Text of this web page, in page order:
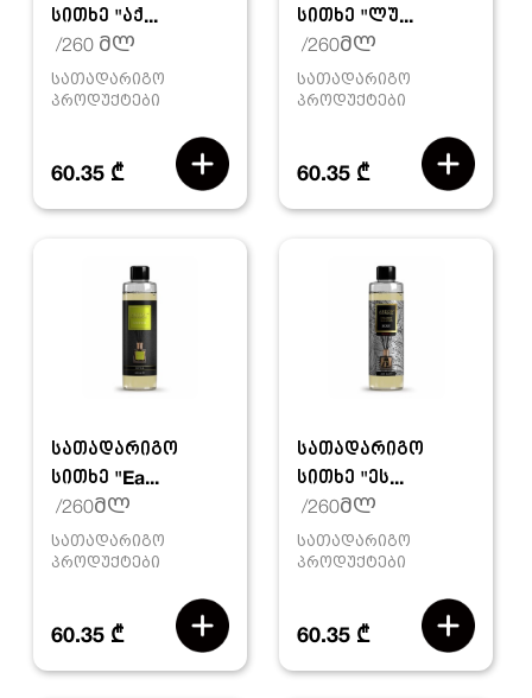
სითხე "აქ...
/260 მლ
სათადარიგო
პროდუქტები
60.35 ₾
სითხე "ლუ...
/260მლ
სათადარიგო
პროდუქტები
60.35 ₾
სათადარიგო
სითხე "Ea...
/260მლ
სათადარიგო
პროდუქტები
60.35 ₾
სათადარიგო
სითხე "ეს...
/260მლ
სათადარიგო
პროდუქტები
60.35 ₾